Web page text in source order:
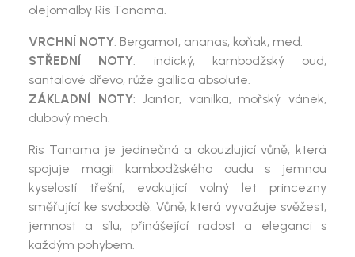
olejomalby Ris Tanama.
VRCHNÍ NOTY: Bergamot, ananas, koňak, med.
STŘEDNÍ NOTY: indický, kambodžský oud,
santalové dřevo, růže gallica absolute.
ZÁKLADNÍ NOTY: Jantar, vanilka, mořský vánek,
dubový mech.
Ris Tanama je jedinečná a okouzlující vůně, která
spojuje magii kambodžského oudu s jemnou
kyselostí třešní, evokující volný let princezny
směřující ke svobodě. Vůně, která vyvažuje svěžest,
jemnost a sílu, přinášející radost a eleganci s
každým pohybem.